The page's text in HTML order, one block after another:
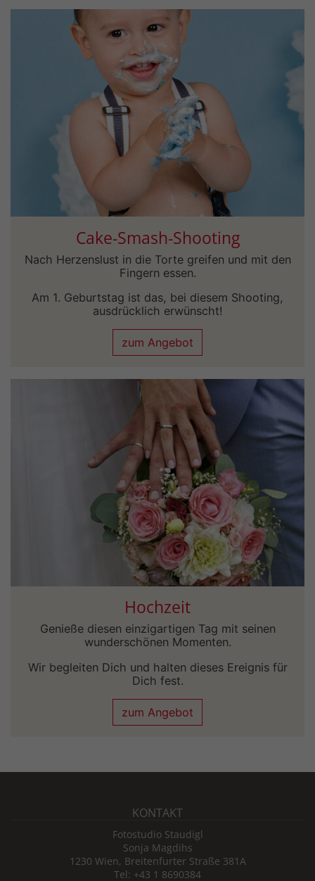
Cake-Smash-Shooting
Nach Herzenslust in die Torte greifen und mit den
Fingern essen.
Am 1. Geburtstag ist das, bei diesem Shooting,
ausdrücklich erwünscht!
zum Angebot
Hochzeit
Genieße diesen einzigartigen Tag mit seinen
wunderschönen Momenten.
Wir begleiten Dich und halten dieses Ereignis für
Dich fest.
zum Angebot
KONTAKT
Fotostudio Staudigl
Sonja Magdihs
1230 Wien, Breitenfurter Straße 381A
Tel: +43 1 8690384